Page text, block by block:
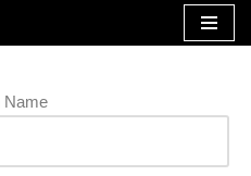
Name